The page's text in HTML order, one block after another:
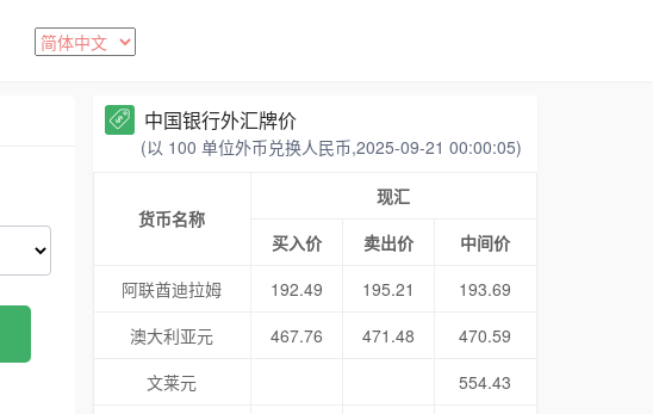
中国银行外汇牌价
(以 100 单位外币兑换人民币,2025-09-21 00:00:05)
货币名称
现汇
买入价
卖出价
中间价
阿联酋迪拉姆
192.49 195.21
193.69
澳大利亚元
467.76 471.48
470.59
文莱元
554.43